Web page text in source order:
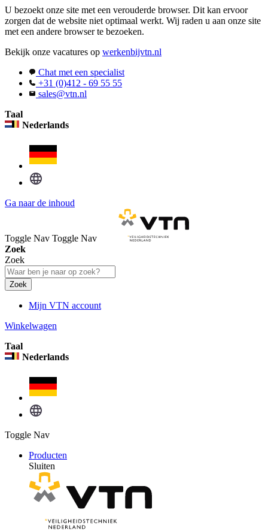
U bezoekt onze site met een verouderde browser. Dit kan ervoor
zorgen dat de website niet optimaal werkt. Wij raden u aan onze site
met een andere browser te bezoeken.
Bekijk onze vacatures op werkenbijvtn.nl
Chat met een specialist
+31 (0)412 - 69 55 55
sales@vtn.nl
Taal
Nederlands
Ga naar de inhoud
Toggle Nav Toggle Nav
Zoek
Zoek
Zoek
Mijn VTN account
Winkelwagen
Taal
Nederlands
Toggle Nav
Producten
Sluiten